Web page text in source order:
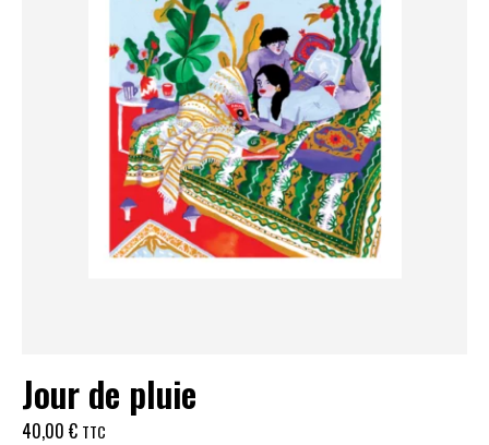
Jour de pluie
40,00 € TTC